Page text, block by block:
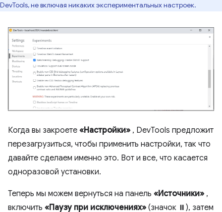
DevTools, не включая никаких экспериментальных настроек.
Когда вы закроете «Настройки» , DevTools предложит
перезагрузиться, чтобы применить настройки, так что
давайте сделаем именно это. Вот и все, что касается
одноразовой установки.
Теперь мы можем вернуться на панель «Источники» ,
включить «Паузу при исключениях» (значок ⏸), затем